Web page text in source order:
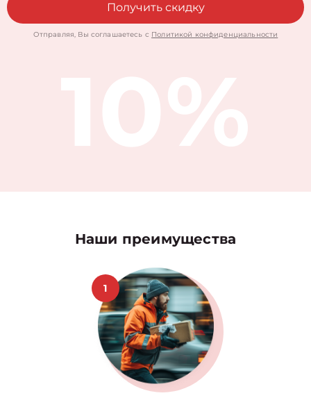
Получить скидку
Отправляя, Вы соглашаетесь с Политикой конфиденциальности
Наши преимущества
1